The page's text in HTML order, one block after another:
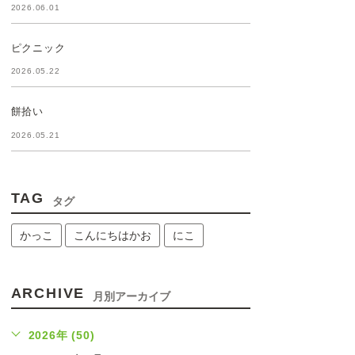
2026.06.01
ピクニック
2026.05.22
餅拾い
2026.05.21
TAG タグ
かっこ こんにちはかお にこ
ARCHIVE 月別アーカイブ
2026年 (50)